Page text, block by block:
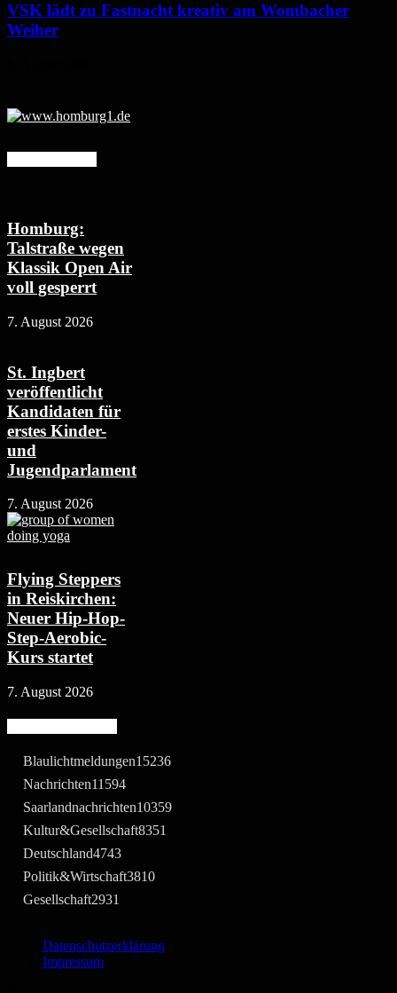
VSK lädt zu Fastnacht kreativ am Wombacher
Weiher
Homburg:
Talstraße wegen
Klassik Open Air
voll gesperrt
7. August 2026
St. Ingbert
veröffentlicht
Kandidaten für
erstes Kinder-
und
Jugendparlament
7. August 2026
Flying Steppers
in Reiskirchen:
Neuer Hip-Hop-
Step-Aerobic-
Kurs startet
7. August 2026
Blaulichtmeldungen15236
Nachrichten11594
Saarlandnachrichten10359
Kultur&Gesellschaft8351
Deutschland4743
Politik&Wirtschaft3810
Gesellschaft2931
Datenschutzerklärung
Impressum